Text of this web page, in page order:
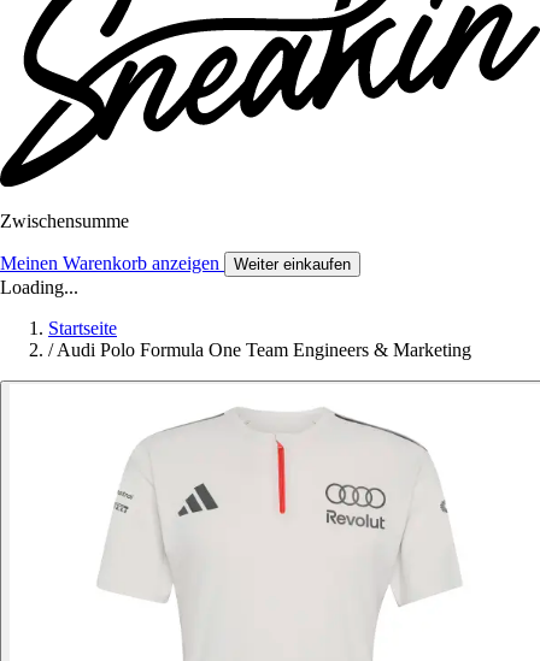
Zwischensumme
Meinen Warenkorb anzeigen Weiter einkaufen
Loading...
Startseite
/ Audi Polo Formula One Team Engineers & Marketing